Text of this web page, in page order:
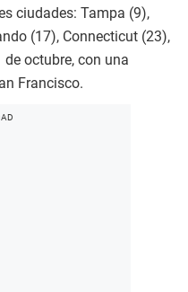
ciudades: Tampa (9),
(17), Connecticut (23),
de octubre, con una
Francisco.